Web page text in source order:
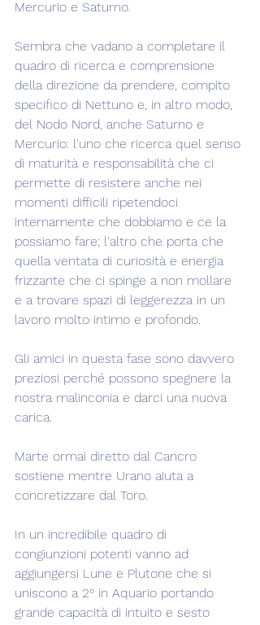
Mercurio e Saturno.
Sembra che vadano a completare il
quadro di ricerca e comprensione
della direzione da prendere, compito
specifico di Nettuno e, in altro modo,
del Nodo Nord, anche Saturno e
Mercurio: l'uno che ricerca quel senso
di maturità e responsabilità che ci
permette di resistere anche nei
momenti difficili ripetendoci
internamente che dobbiamo e ce la
possiamo fare; l'altro che porta che
quella ventata di curiosità e energia
frizzante che ci spinge a non mollare
e a trovare spazi di leggerezza in un
lavoro molto intimo e profondo.
Gli amici in questa fase sono davvero
preziosi perché possono spegnere la
nostra malinconia e darci una nuova
carica.
Marte ormai diretto dal Cancro
sostiene mentre Urano aiuta a
concretizzare dal Toro.
In un incredibile quadro di
congiunzioni potenti vanno ad
aggiungersi Lune e Plutone che si
uniscono a 2° in Aquario portando
grande capacità di intuito e sesto